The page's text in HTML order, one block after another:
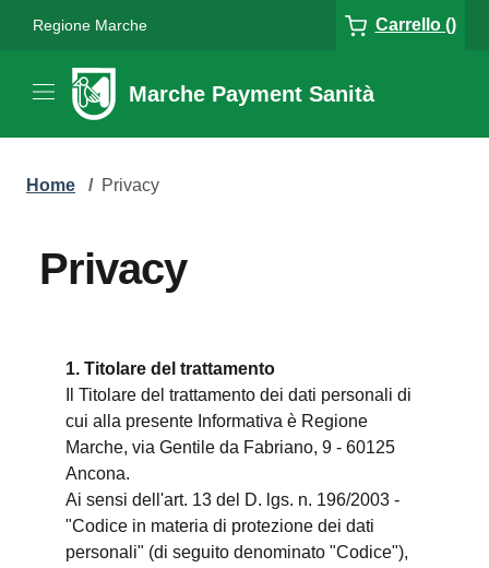
Regione Marche Carrello ()
Marche Payment Sanità
Home / Privacy
Privacy
1. Titolare del trattamento
Il Titolare del trattamento dei dati personali di
cui alla presente Informativa è Regione
Marche, via Gentile da Fabriano, 9 - 60125
Ancona.
Ai sensi dell'art. 13 del D. lgs. n. 196/2003 -
"Codice in materia di protezione dei dati
personali" (di seguito denominato "Codice"),